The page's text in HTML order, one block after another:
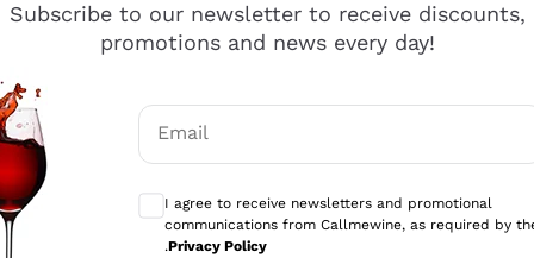
diversi e con un ampio range di prezzo. Le
Subscribe to our newsletter to receive discounts,
promotions and news every day!
Email
I agree to receive newsletters and promotional
communications from Callmewine, as required by
.Privacy Policy